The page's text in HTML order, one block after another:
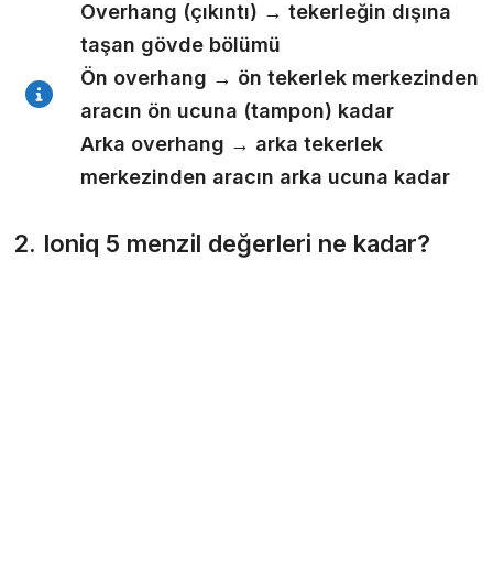
Overhang (çıkıntı) → tekerleğin dışına
taşan gövde bölümü
Ön overhang → ön tekerlek merkezinden
aracın ön ucuna (tampon) kadar
Arka overhang → arka tekerlek
merkezinden aracın arka ucuna kadar
2. Ioniq 5 menzil değerleri ne kadar?